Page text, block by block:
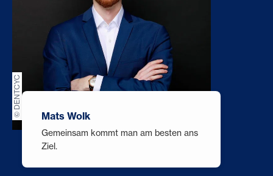
© DENTCYC Mats Wolk
Gemeinsam kommt man am besten ans
Ziel.